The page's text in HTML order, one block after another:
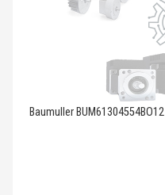
Baumuller BUM61304554BO12